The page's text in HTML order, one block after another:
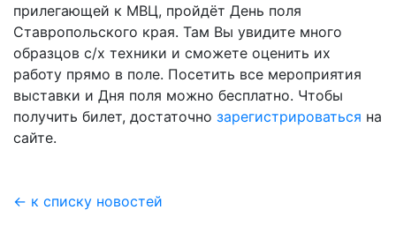
прилегающей к МВЦ, пройдёт День поля
Ставропольского края. Там Вы увидите много
образцов с/х техники и сможете оценить их
работу прямо в поле. Посетить все мероприятия
выставки и Дня поля можно бесплатно. Чтобы
получить билет, достаточно зарегистрироваться на
сайте.
← к списку новостей